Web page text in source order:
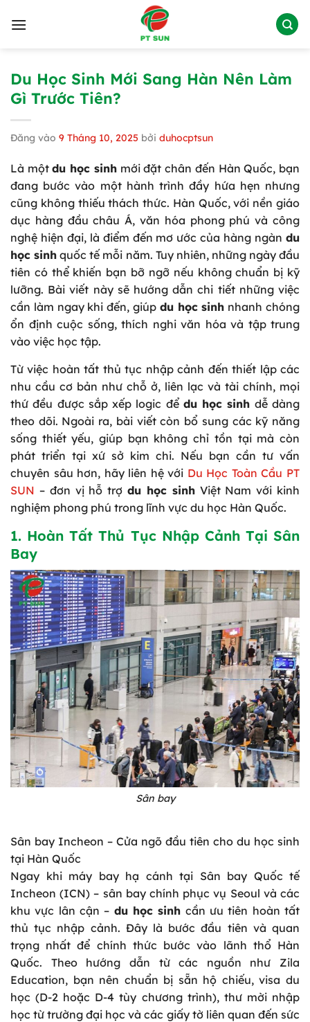
qua
Du Học Sinh Mới Sang Hàn Nên Làm
Gì Trước Tiên?
Đăng vào 9 Tháng 10, 2025 bởi duhocptsun
Là mộtdu học sinhmới đặt chân đến Hàn Quốc, bạn
đang bước vào một hành trình đầy hứa hẹn nhưng
cũng không thiếu thách thức. Hàn Quốc, với nền giáo
dục hàng đầu châu Á, văn hóa phong phú và công
nghệ hiện đại, là điểm đến mơ ước của hàng ngàn du
học sinh quốc tế mỗi năm. Tuy nhiên, những ngày đầu
tiên có thể khiến bạn bỡ ngỡ nếu không chuẩn bị kỹ
lưỡng. Bài viết này sẽ hướng dẫn chi tiết những việc
cần làm ngay khi đến, giúp du học sinh nhanh chóng
ổn định cuộc sống, thích nghi văn hóa và tập trung
vào việc học tập.
Từ việc hoàn tất thủ tục nhập cảnh đến thiết lập các
nhu cầu cơ bản như chỗ ở, liên lạc và tài chính, mọi
thứ đều được sắp xếp logic để du học sinh dễ dàng
theo dõi. Ngoài ra, bài viết còn bổ sung các kỹ năng
sống thiết yếu, giúp bạn không chỉ tồn tại mà còn
phát triển tại xứ sở kim chi. Nếu bạn cần tư vấn
chuyên sâu hơn, hãy liên hệ với Du Học Toàn Cầu PT
SUN – đơn vị hỗ trợ du học sinhViệt Nam với kinh
nghiệm phong phú trong lĩnh vực du học Hàn Quốc.
1. Hoàn Tất Thủ Tục Nhập Cảnh Tại Sân
Bay
Sân bay
Sân bay Incheon – Cửa ngõ đầu tiên cho du học sinh
tại Hàn Quốc
Ngay khi máy bay hạ cánh tại Sân bay Quốc tế
Incheon (ICN) – sân bay chính phục vụ Seoul và các
khu vực lân cận – du học sinh cần ưu tiên hoàn tất
thủ tục nhập cảnh. Đây là bước đầu tiên và quan
trọng nhất để chính thức bước vào lãnh thổ Hàn
Quốc. Theo hướng dẫn từ các nguồn như Zila
Education, bạn nên chuẩn bị sẵn hộ chiếu, visa du
học (D-2 hoặc D-4 tùy chương trình), thư mời nhập
học từ trường đại học và các giấy tờ liên quan đến sức